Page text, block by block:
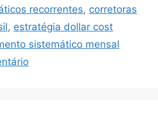
recorrentes, corretoras
, estratégia dollar cost
sistemático mensal